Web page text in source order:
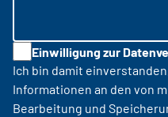
Einwilligung zur
Ich bin damit
Informationen an den von
Bearbeitung und